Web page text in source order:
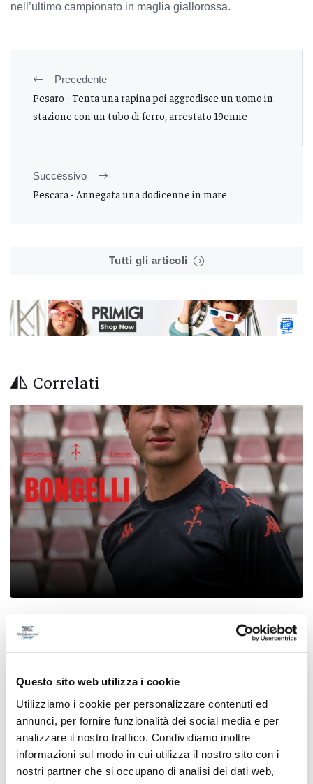
Questo sito web utilizza i cookie
Utilizziamo i cookie per personalizzare contenuti ed
annunci, per fornire funzionalità dei social media e per
analizzare il nostro traffico. Condividiamo inoltre
informazioni sul modo in cui utilizza il nostro sito con i
nostri partner che si occupano di analisi dei dati web,
nell’ultimo campionato in maglia giallorossa.
Precedente
Pesaro - Tenta una rapina poi aggredisce un uomo in
stazione con un tubo di ferro, arrestato 19enne
Successivo
Pescara - Annegata una dodicenne in mare
Tutti gli articoli
Correlati
Calcio Serie C - Bongelli lascia la Samb e passa
alla Triestina
Pubblicità